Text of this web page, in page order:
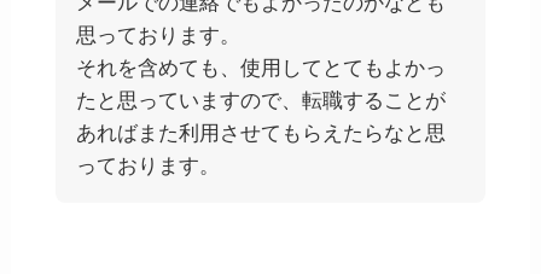
思っております。
それを含めても、使用してとてもよかっ
たと思っていますので、転職することが
あればまた利用させてもらえたらなと思
っております。